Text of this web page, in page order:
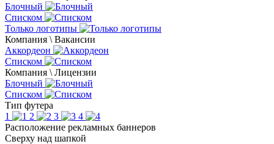
Блочный
Списком
Только логотипы
Компания \ Вакансии
Аккордеон
Списком
Компания \ Лицензии
Блочный
Списком
Тип футера
1
2 3
4
Расположение рекламных баннеров
Сверху над шапкой